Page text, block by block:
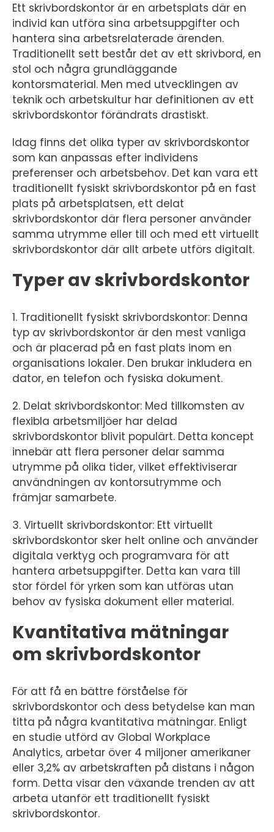
Ett skrivbordskontor är en arbetsplats där en
individ kan utföra sina arbetsuppgifter och
hantera sina arbetsrelaterade ärenden.
Traditionellt sett består det av ett skrivbord, en
stol och några grundläggande
kontorsmaterial. Men med utvecklingen av
teknik och arbetskultur har definitionen av ett
skrivbordskontor förändrats drastiskt.
Idag finns det olika typer av skrivbordskontor
som kan anpassas efter individens
preferenser och arbetsbehov. Det kan vara ett
traditionellt fysiskt skrivbordskontor på en fast
plats på arbetsplatsen, ett delat
skrivbordskontor där flera personer använder
samma utrymme eller till och med ett virtuellt
skrivbordskontor där allt arbete utförs digitalt.
Typer av skrivbordskontor
1. Traditionellt fysiskt skrivbordskontor: Denna
typ av skrivbordskontor är den mest vanliga
och är placerad på en fast plats inom en
organisations lokaler. Den brukar inkludera en
dator, en telefon och fysiska dokument.
2. Delat skrivbordskontor: Med tillkomsten av
flexibla arbetsmiljöer har delad
skrivbordskontor blivit populärt. Detta koncept
innebär att flera personer delar samma
utrymme på olika tider, vilket effektiviserar
användningen av kontorsutrymme och
främjar samarbete.
3. Virtuellt skrivbordskontor: Ett virtuellt
skrivbordskontor sker helt online och använder
digitala verktyg och programvara för att
hantera arbetsuppgifter. Detta kan vara till
stor fördel för yrken som kan utföras utan
behov av fysiska dokument eller material.
Kvantitativa mätningar
om skrivbordskontor
För att få en bättre förståelse för
skrivbordskontor och dess betydelse kan man
titta på några kvantitativa mätningar. Enligt
en studie utförd av Global Workplace
Analytics, arbetar över 4 miljoner amerikaner
eller 3,2% av arbetskraften på distans i någon
form. Detta visar den växande trenden av att
arbeta utanför ett traditionellt fysiskt
skrivbordskontor.